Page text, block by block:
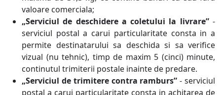
valoare comerciala;
„Serviciul de deschidere a coletului la livrare”-
serviciul postal a carui particularitate consta in a
permite destinatarului sa deschida si sa verifice
vizual (nu tehnic), timp de maxim 5 (cinci) minute,
continutul trimiterii postale inainte de predare.
„Serviciul de trimitere contra ramburs” - serviciul
postal a carui particularitate consta in achitarea de